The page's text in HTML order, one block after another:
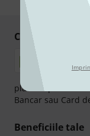
Cumpărați și
plata se poate
Bancar sau Card
Beneficiile tale